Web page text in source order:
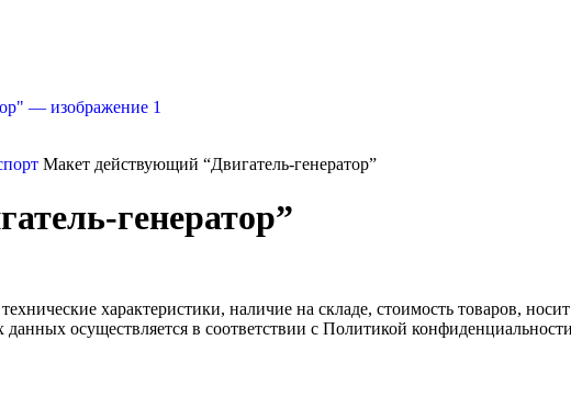
Макет действующий “Двигатель-генератор”
генератор”
характеристики, наличие на складе, стоимость товаров,
осуществляется в соответствии с Политикой